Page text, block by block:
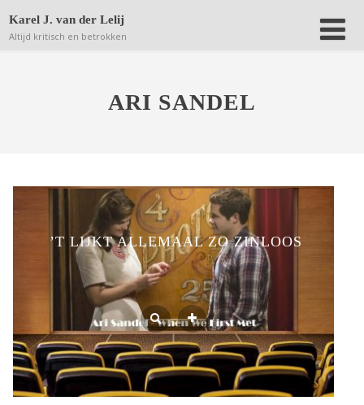
Karel J. van der Lelij
Altijd kritisch en betrokken
ARI SANDEL
’T LIJKT ALLEMAAL ZO ZINLOOS
jouw computer om achteraf anonieme bezoekersaantallen
terug te kunnen vinden.